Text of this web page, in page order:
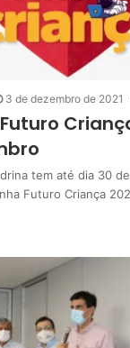
3 de dezembro de 2021
tem até dia 30
Futuro Criança